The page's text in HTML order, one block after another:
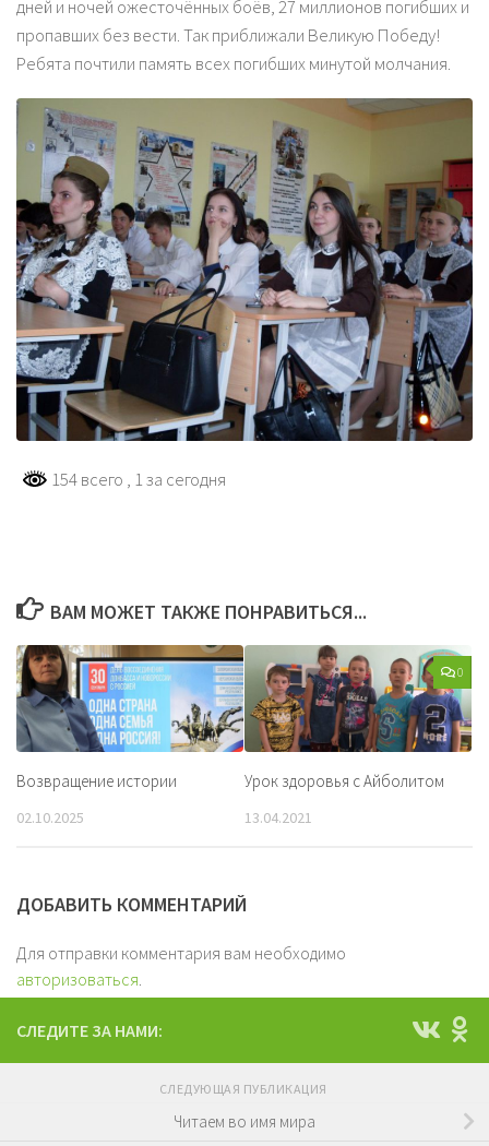
дней и ночей ожесточённых боёв, 27 миллионов погибших и
пропавших без вести. Так приближали Великую Победу!
Ребята почтили память всех погибших минутой молчания.
154 всего , 1 за сегодня
ВАМ МОЖЕТ ТАКЖЕ ПОНРАВИТЬСЯ...
Возвращение истории
02.10.2025
0
Урок здоровья с Айболитом
13.04.2021
ДОБАВИТЬ КОММЕНТАРИЙ
Для отправки комментария вам необходимо
авторизоваться
СЛЕДИТЕ ЗА НАМИ:
СЛЕДУЮЩАЯ ПУБЛИКАЦИЯ
Читаем во имя мира